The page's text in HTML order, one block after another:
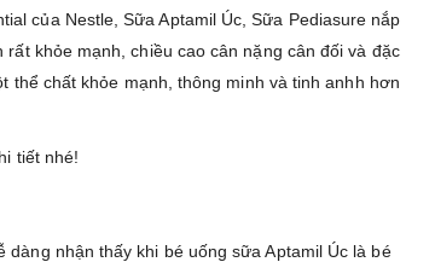
của Nestle, Sữa Aptamil Úc, Sữa Pediasure nắp
khỏe mạnh, chiều cao cân nặng cân đối và đặc
thể chất khỏe mạnh, thông minh và tinh anhh hơn
tiết nhé!
nhận thấy khi bé uống sữa Aptamil Úc là bé